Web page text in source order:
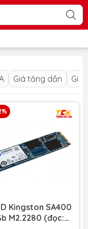
Giá tăng dần Giá
Kingston SA400
M2.2280 (đọc: